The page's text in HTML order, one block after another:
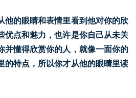
他的眼睛和表情里看到他对你的欣
优点和魅力，也许是你自己从未关
并懂得欣赏你的人，就像一面你的
的特点，所以你才从他的眼睛里读